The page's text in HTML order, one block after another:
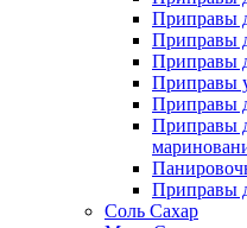
Приправы
Приправы
Приправы
Приправы
Приправы
Приправы
Приправы
Соль Сахар